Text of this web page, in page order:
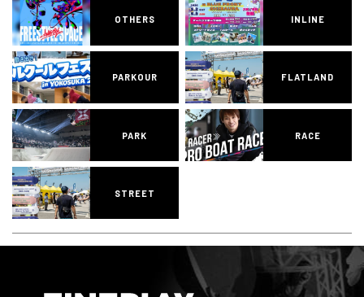
OTHERS INLINE
PARKOUR FLATLAND
PARK RACE
STREET